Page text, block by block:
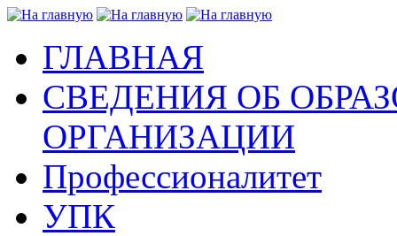
ГЛАВНАЯ
СВЕДЕНИЯ ОБ
ОРГАНИЗАЦИИ
Профессионалитет
УПК